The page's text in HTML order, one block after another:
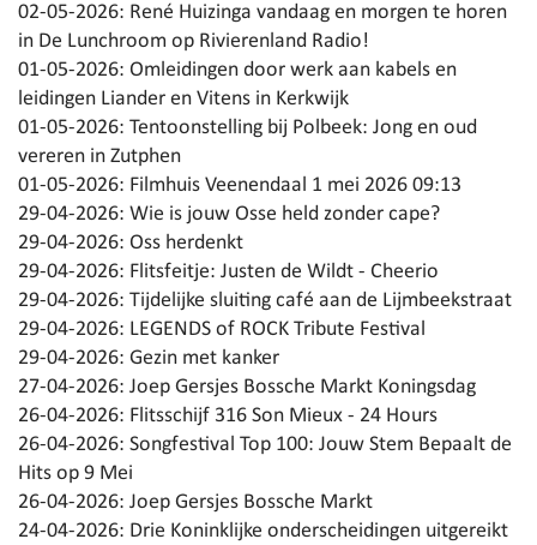
02-05-2026: René Huizinga vandaag en morgen te horen
in De Lunchroom op Rivierenland Radio!
01-05-2026: Omleidingen door werk aan kabels en
leidingen Liander en Vitens in Kerkwijk
01-05-2026: Tentoonstelling bij Polbeek: Jong en oud
vereren in Zutphen
01-05-2026: Filmhuis Veenendaal 1 mei 2026 09:13
29-04-2026: Wie is jouw Osse held zonder cape?
29-04-2026: Oss herdenkt
29-04-2026: Flitsfeitje: Justen de Wildt - Cheerio
29-04-2026: Tijdelijke sluiting café aan de Lijmbeekstraat
29-04-2026: LEGENDS of ROCK Tribute Festival
29-04-2026: Gezin met kanker
27-04-2026: Joep Gersjes Bossche Markt Koningsdag
26-04-2026: Flitsschijf 316 Son Mieux - 24 Hours
26-04-2026: Songfestival Top 100: Jouw Stem Bepaalt de
Hits op 9 Mei
26-04-2026: Joep Gersjes Bossche Markt
24-04-2026: Drie Koninklijke onderscheidingen uitgereikt